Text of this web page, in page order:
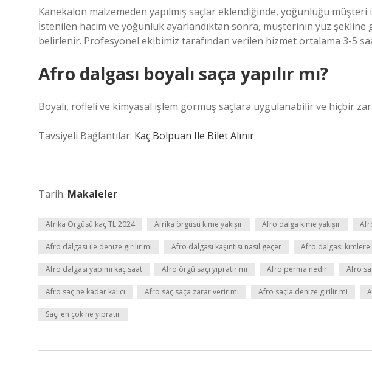
Kanekalon malzemeden yapılmış saçlar eklendiğinde, yoğunluğu
İstenilen hacim ve yoğunluk ayarlandıktan sonra, müşterinin yüz
belirlenir. Profesyonel ekibimiz tarafından verilen hizmet ortalama 3-5
Afro dalgası boyalı saça yapılır mı?
Boyalı, röfleli ve kimyasal işlem görmüş saçlara uygulanabilir ve hiçbir
Tavsiyeli Bağlantılar: Kaç Bolpuan Ile Bilet Alınır
Tarih: Makaleler
Afrika Örgüsü kaç TL 2024 Afrika örgüsü kime yakışır Afro dalga kime yakışır
Afro dalgası ile denize girilir mi Afro dalgası kaşıntısı nasıl geçer Afro dalgası kimlere
Afro dalgası yapımı kaç saat Afro örgü saçı yıpratır mı Afro perma nedir Afro
Afro saç ne kadar kalıcı Afro saç saça zarar verir mi Afro saçla denize girilir mi
Saçı en çok ne yıpratır